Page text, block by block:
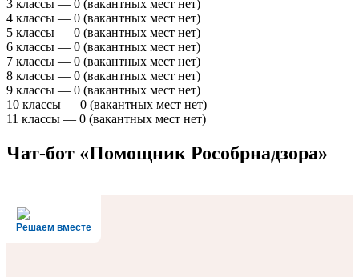
3 классы — 0 (вакантных мест нет)
4 классы — 0 (вакантных мест нет)
5 классы — 0 (вакантных мест нет)
6 классы — 0 (вакантных мест нет)
7 классы — 0 (вакантных мест нет)
8 классы — 0 (вакантных мест нет)
9 классы — 0 (вакантных мест нет)
10 классы — 0 (вакантных мест нет)
11 классы — 0 (вакантных мест нет)
Чат-бот «Помощник Рособрнадзора»
Решаем вместе